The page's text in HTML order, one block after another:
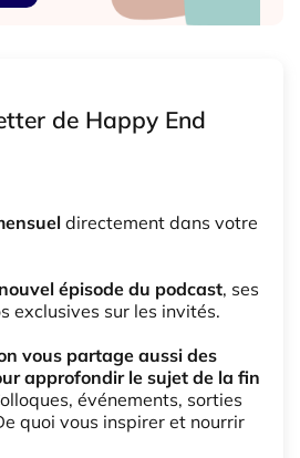
de Happy End
directement dans votre
épisode du podcast, ses
exclusives sur les invités.
vous partage aussi des
approfondir le sujet de la fin
événements, sorties
quoi vous inspirer et nourrir